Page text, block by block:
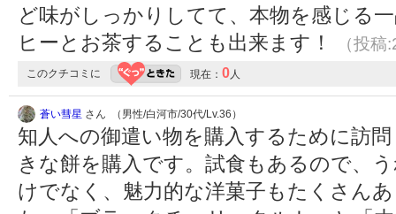
ど味がしっかりしてて、本物を感じる
ヒーとお茶することも出来ます！
（投
このクチコミに 現在： 0 人
蒼い彗星 さん （男性/白河市/30代/Lv.36）
知人への御遣い物を購入するために訪
きな餅を購入です。試食もあるので、
けでなく、魅力的な洋菓子もたくさん